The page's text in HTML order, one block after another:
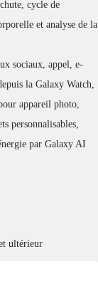
cycle de
et analyse de la
sociaux, appel, e-
la Galaxy Watch,
appareil photo,
personnalisables,
par Galaxy AI
ultérieur